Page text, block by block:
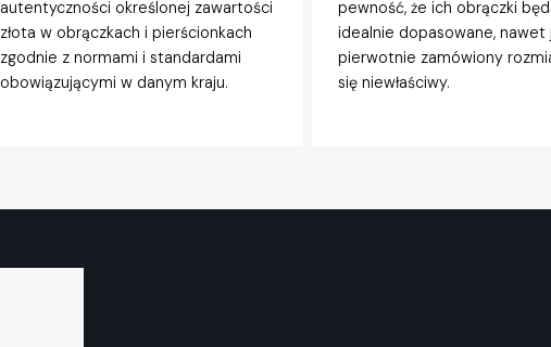
autentyczności określonej zawartości
złota w obrączkach i pierścionkach
zgodnie z normami i standardami
obowiązującymi w danym kraju.
pewność, że ich obrączki
idealnie dopasowane, nawet
pierwotnie zamówiony
się niewłaściwy.